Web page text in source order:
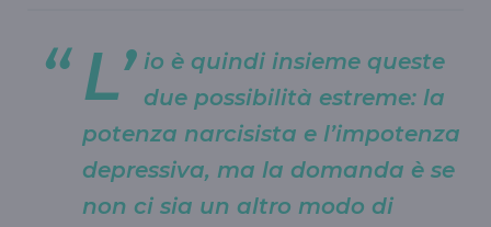
L’ io è quindi insieme queste
due possibilità estreme: la
potenza narcisista e l’impotenza
depressiva, ma la domanda è se
non ci sia un altro modo di